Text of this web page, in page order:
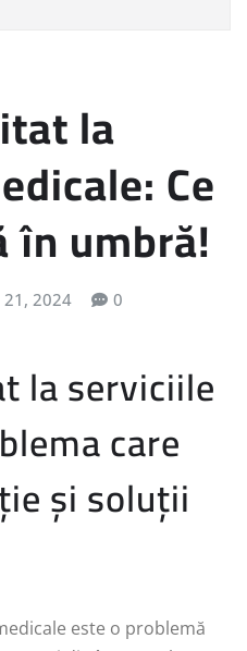
la
Ce
în umbră!
2024 0
la serviciile
care
și soluții
este o problemă